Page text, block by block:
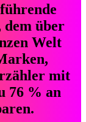
über
Welt
mit
76 % an